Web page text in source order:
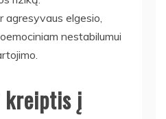
agresyvaus elgesio,
nestabilumui
kreiptis į